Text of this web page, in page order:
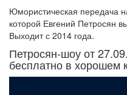
Юмористическая передача
которой Евгений Петросян
Выходит с 2014 года.
Петросян-шоу от
бесплатно в хорошем